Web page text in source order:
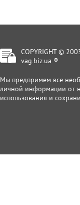
COPYRIGHT ©
vag.biz.ua ®
Мы предпримем все
личной информации от
использования и